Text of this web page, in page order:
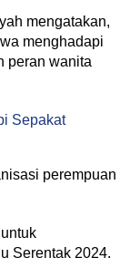
mengatakan,
menghadapi
peran wanita
Sepakat
perempuan
Serentak 2024.